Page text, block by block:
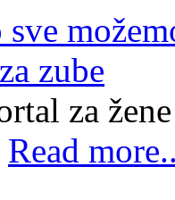
sve
zube
za žene
Read